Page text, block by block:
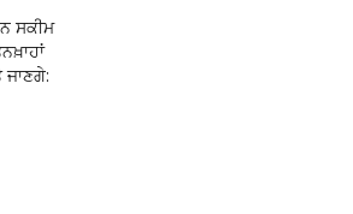
ਸਕੀਮ
ਜਾਣਗੇ: